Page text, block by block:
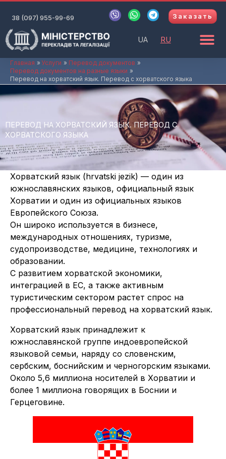
содержимому
38 (097) 955-99-69
V
i
W
h
a
p
T
e
r
Заказать
UA RU
Главная Услуги
Перевод документов
Перевод документов на разные языки
Перевод на хорватский язык. Перевод с хорватского языка
ПЕРЕВОД НА ХОРВАТСКИЙ ЯЗЫК. ПЕРЕВОД С
ХОРВАТСКОГО ЯЗЫКА
Хорватский язык (hrvatski jezik) — один из
южнославянских языков, официальный язык
Хорватии и один из официальных языков
Европейского Союза.
Он широко используется в бизнесе,
международных отношениях, туризме,
судопроизводстве, медицине, технологиях и
образовании.
С развитием хорватской экономики,
интеграцией в ЕС, а также активным
туристическим сектором растет спрос на
профессиональный перевод на хорватский язык.
Хорватский язык принадлежит к
южнославянской группе индоевропейской
языковой семьи, наряду со словенским,
сербским, боснийским и черногорским языками.
Около 5,6 миллиона носителей в Хорватии и
более 1 миллиона говорящих в Боснии и
Герцеговине.